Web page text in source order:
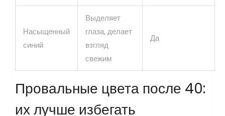
Насыщенный
синий
Выделяет
глаза, делает
взгляд
свежим
Да
Провальные цвета после 40:
их лучше избегать